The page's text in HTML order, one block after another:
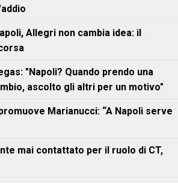
Allegri non cambia idea: il
"Napoli? Quando prendo una
ascolto gli altri per un motivo"
Marianucci: “A Napoli serve
mai contattato per il ruolo di CT,